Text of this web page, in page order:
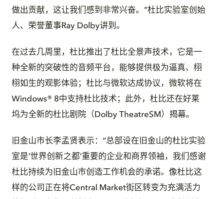
做出贡献，这让我们感到非常兴奋。”杜比实验室创始
人、荣誉董事Ray Dolby讲到。
在过去几周里，杜比推出了杜比全景声技术，它是一
种全新的突破性的音频平台，能够提供极为逼真、栩
栩如生的观影体验；杜比与微软达成协议，微软将在
Windows® 8中支持杜比技术；此外，杜比还在好莱
坞为全新的杜比剧院（Dolby TheatreSM）揭幕。
旧金山市长李孟贤表示：“总部设在旧金山的杜比实验
室是‘世界创新之都’重要的企业和商界领袖，我们感谢
杜比持续为旧金山市创造工作机会的承诺。像杜比这
样的公司正在将Central Market街区转变为充满活力